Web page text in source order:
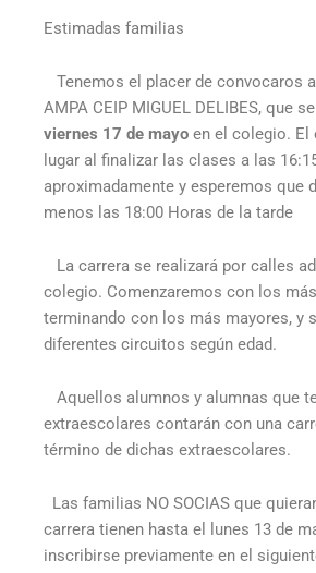
Estimadas familias
Tenemos el placer de convocaros a
AMPA CEIP MIGUEL DELIBES, que
viernes 17 de mayo en el colegio. El
lugar al finalizar las clases a las
aproximadamente y esperemos que
menos las 18:00 Horas de la tarde
La carrera se realizará por calles
colegio. Comenzaremos con los
terminando con los más mayores, y
diferentes circuitos según edad.
Aquellos alumnos y alumnas que
extraescolares contarán con una
término de dichas extraescolares.
Las familias NO SOCIAS que
carrera tienen hasta el lunes 13 de
inscribirse previamente en el